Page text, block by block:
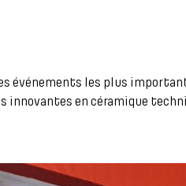
événements les plus
innovantes en céramique